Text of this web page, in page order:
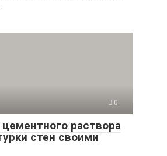
0
раствора
стен своими